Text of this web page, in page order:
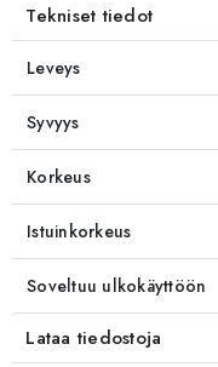
Tekniset tiedot
Leveys
Syvyys
Korkeus
Istuinkorkeus
Soveltuu ulkokäyttöön
Lataa tiedostoja